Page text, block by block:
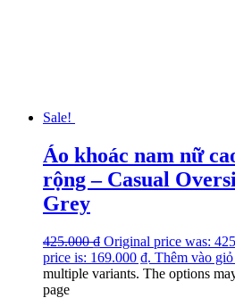
Sale!
Áo khoác nam nữ
rộng – Casual
Grey
425.000₫ Original price was:
price is: 169.000 ₫. Thêm vào
multiple variants. The options
page